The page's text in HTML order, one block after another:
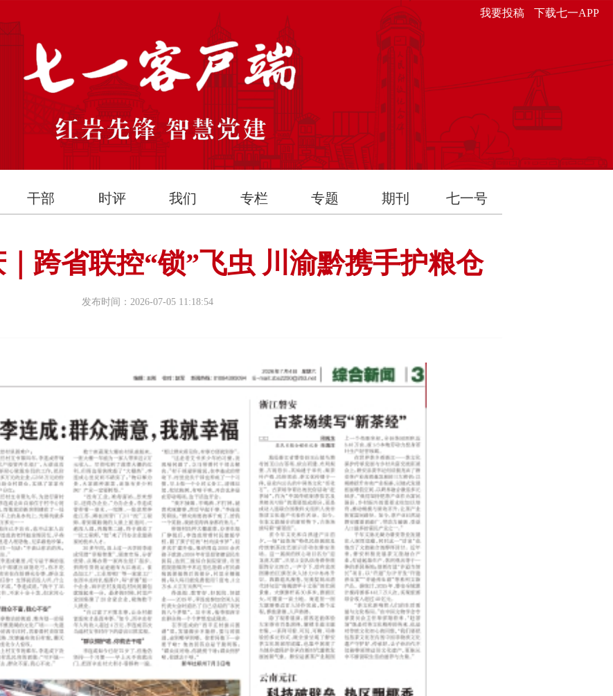
我要投稿 下载七一APP
干部 时评 我们 专栏 专题 期刊 七一号
跨省联控“锁”飞虫 川渝黔携手护粮仓
发布时间：2026-07-05 11:18:54